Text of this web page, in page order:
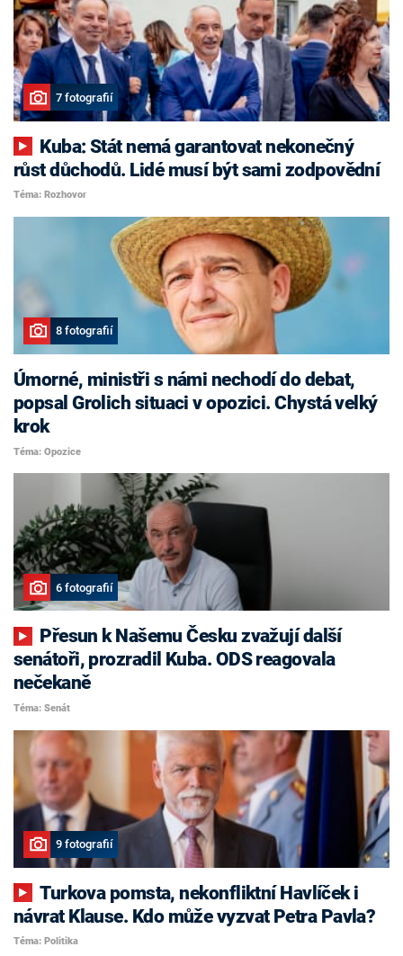
7 fotografií
růst důchodů. Lidé musí být sami zodpovědní
Téma: Rozhovor
8 fotografií
Úmorné, ministři s námi nechodí do debat,
popsal Grolich situaci v opozici. Chystá velký
krok
Téma: Opozice
6 fotografií
senátoři, prozradil Kuba. ODS reagovala
nečekaně
Téma: Senát
9 fotografií
Turkova pomsta, nekonfliktní Havlíček i
návrat Klause. Kdo může vyzvat Petra Pavla?
Téma: Politika